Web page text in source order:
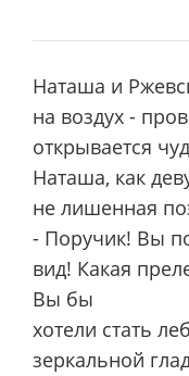
Наташа и
на воздух -
открывается
Наташа, как
не лишенная
- Поручик! Вы
вид! Какая
Вы бы
хотели стать
зеркальной